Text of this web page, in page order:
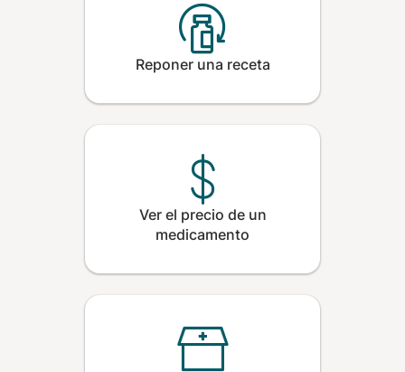
Reponer una receta
Ver el precio de un
medicamento